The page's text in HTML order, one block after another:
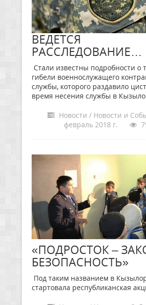
ВЕДЕТСЯ
РАССЛЕДОВАНИЕ…
Стали известны подробности о
гибели военнослужащего
службы, которого раздавило
время несения службы в
Новости / Новости и
февраль 2018 г.
«ПОДРОСТОК –
БЕЗОПАСНОСТЬ»
Под таким названием в
стартовала республиканская